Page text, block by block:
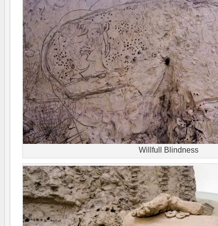
Willfull Blindness